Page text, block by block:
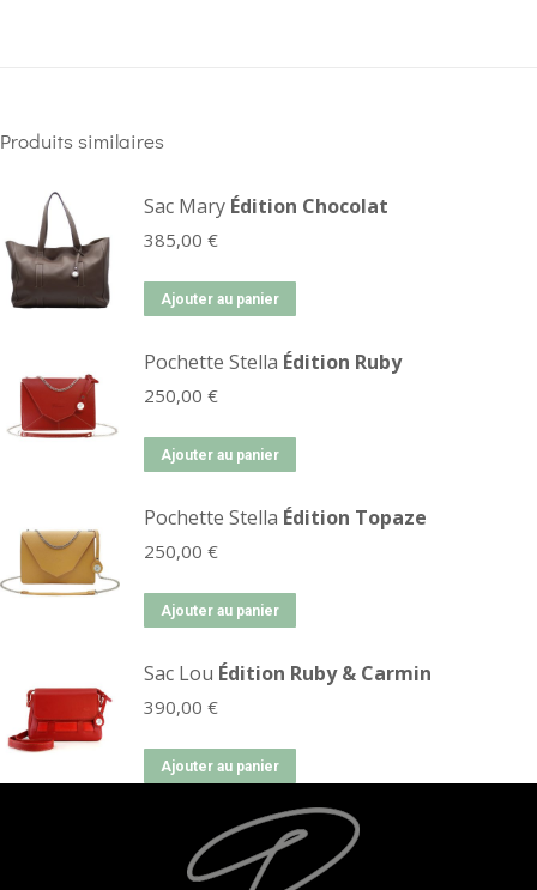
Produits similaires
Sac Mary Édition Chocolat
385,00 €
Ajouter au panier
Pochette Stella Édition Ruby
250,00 €
Ajouter au panier
Pochette Stella Édition Topaze
250,00 €
Ajouter au panier
Sac Lou Édition Ruby & Carmin
390,00 €
Ajouter au panier